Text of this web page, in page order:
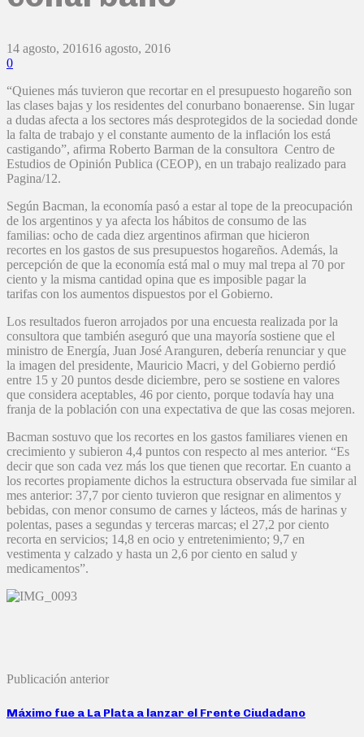
14 agosto, 201616 agosto, 2016
0
“Quienes más tuvieron que recortar en el presupuesto hogareño son
las clases bajas y los residentes del conurbano bonaerense. Sin lugar
a dudas afecta a los sectores más desprotegidos de la sociedad donde
la falta de trabajo y el constante aumento de la inflación los está
castigando”, afirma Roberto Barman de la consultora Centro de
Estudios de Opinión Publica (CEOP), en un trabajo realizado para
Pagina/12.
Según Bacman, la economía pasó a estar al tope de la preocupación
de los argentinos y ya afecta los hábitos de consumo de las
familias: ocho de cada diez argentinos afirman que hicieron
recortes en los gastos de sus presupuestos hogareños. Además, la
percepción de que la economía está mal o muy mal trepa al 70 por
ciento y la misma cantidad opina que es imposible pagar la
tarifas con los aumentos dispuestos por el Gobierno.
Los resultados fueron arrojados por una encuesta realizada por la
consultora que también aseguró que una mayoría sostiene que el
ministro de Energía, Juan José Aranguren, debería renunciar y que
la imagen del presidente, Mauricio Macri, y del Gobierno perdió
entre 15 y 20 puntos desde diciembre, pero se sostiene en valores
que considera aceptables, 46 por ciento, porque todavía hay una
franja de la población con una expectativa de que las cosas mejoren.
Bacman sostuvo que los recortes en los gastos familiares vienen en
crecimiento y subieron 4,4 puntos con respecto al mes anterior. “Es
decir que son cada vez más los que tienen que recortar. En cuanto a
los recortes propiamente dichos la estructura observada fue similar al
mes anterior: 37,7 por ciento tuvieron que resignar en alimentos y
bebidas, con menor consumo de carnes y lácteos, más de harinas y
polentas, pases a segundas y terceras marcas; el 27,2 por ciento
recorta en servicios; 14,8 en ocio y entretenimiento; 9,7 en
vestimenta y calzado y hasta un 2,6 por ciento en salud y
medicamentos”.
Publicación anterior
Máximo fue a La Plata a lanzar el Frente Ciudadano